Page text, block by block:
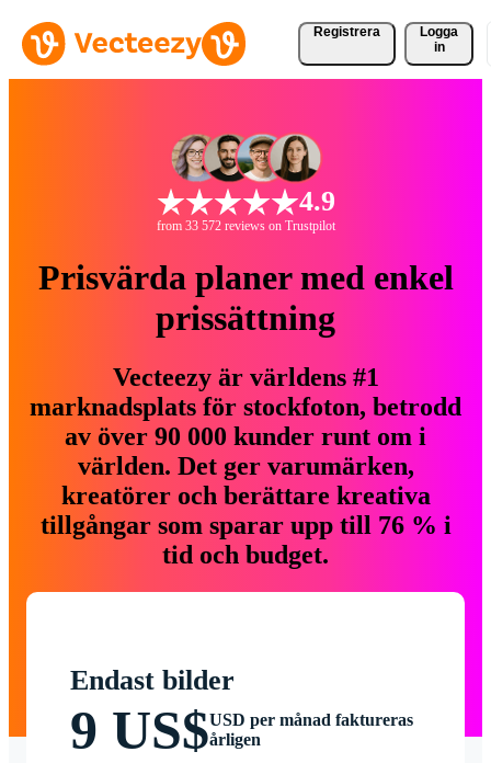
Registrera
Logga
in
4.9
from 33 572 reviews on Trustpilot
Prisvärda planer med enkel
prissättning
Vecteezy är världens #1
marknadsplats för stockfoton, betrodd
av över 90 000 kunder runt om i
världen. Det ger varumärken,
kreatörer och berättare kreativa
tillgångar som sparar upp till 76 % i
tid och budget.
Endast bilder
9 US$USD per månad faktureras
årligen